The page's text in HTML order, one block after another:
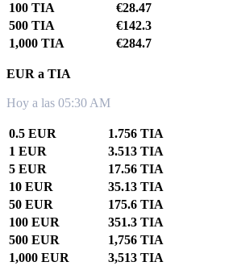
100 TIA
€28.47
500 TIA
€142.3
1,000 TIA
€284.7
EUR a TIA
Hoy a las 05:30 AM
0.5 EUR
1.756 TIA
1 EUR
3.513 TIA
5 EUR
17.56 TIA
10 EUR
35.13 TIA
50 EUR
175.6 TIA
100 EUR
351.3 TIA
500 EUR
1,756 TIA
1,000 EUR
3,513 TIA